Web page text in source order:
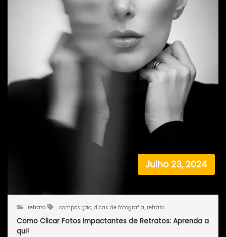
Julho 23, 2024
retrato composição, dicas de fotografia, retrato
Como Clicar Fotos Impactantes de Retratos: Aprenda a
qui!